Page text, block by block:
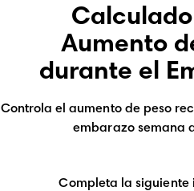
Aumento
durante el
Controla el aumento de peso
embarazo semana
Completa la siguiente